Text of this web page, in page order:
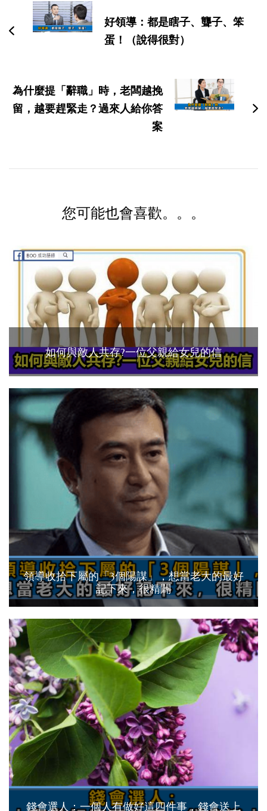
航
好領導：都是瞎子、聾子、笨
蛋！（說得很對）
為什麼提「辭職」時，老闆越挽
留，越要趕緊走？過來人給你答
案
您可能也會喜歡。。。
如何與敵人共存?一位父親給女兒的信
領導收拾下屬的「3個陽謀」，想當老大的最好
記下來，很精闢
錢會選人：一個人有做好這四件事，錢會送上